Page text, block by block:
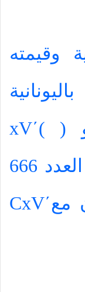
وقيمته
باليونانية
(
xV΄)
666
CxV΄مع